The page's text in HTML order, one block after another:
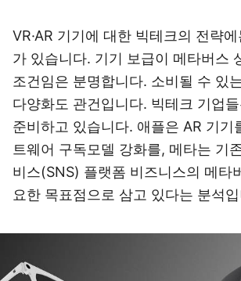
VR·AR 기기에 대한 빅테크의 전략
가 있습니다. 기기 보급이 메타버스
조건임은 분명합니다. 소비될 수 있
다양화도 관건입니다. 빅테크 기업
준비하고 있습니다. 애플은 AR 기기
트웨어 구독모델 강화를, 메타는 기
비스(SNS) 플랫폼 비즈니스의 메타
요한 목표점으로 삼고 있다는 분석